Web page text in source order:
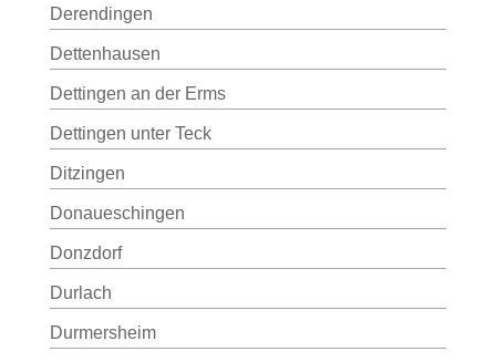
Derendingen
Dettenhausen
Dettingen an der Erms
Dettingen unter Teck
Ditzingen
Donaueschingen
Donzdorf
Durlach
Durmersheim